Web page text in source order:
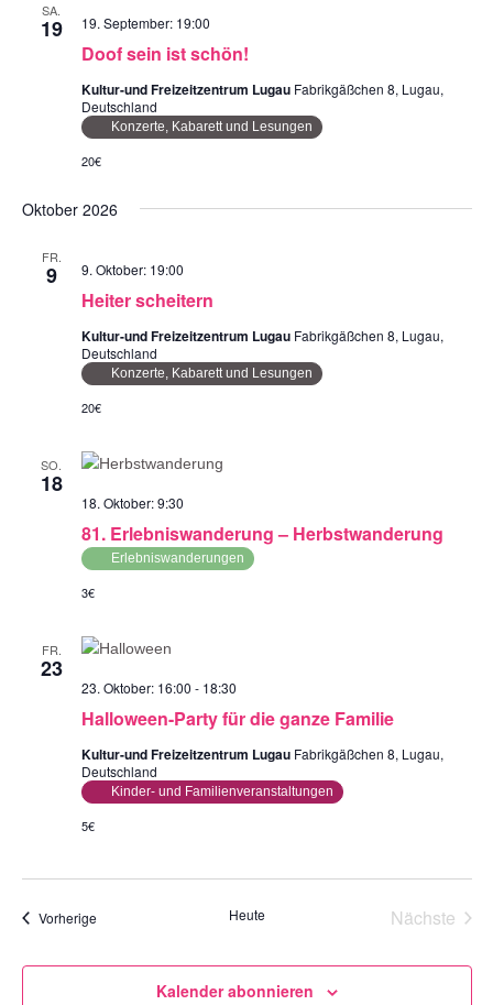
SA.
19
Doof sein ist schön!
19. September: 19:00
Kultur-und Freizeitzentrum Lugau Fabrikgäßchen 8, Lugau,
Deutschland
Konzerte, Kabarett und Lesungen
20€
Oktober 2026
FR.
9
Heiter scheitern
9. Oktober: 19:00
Kultur-und Freizeitzentrum Lugau Fabrikgäßchen 8, Lugau,
Deutschland
Konzerte, Kabarett und Lesungen
20€
SO.
18
81. Erlebniswanderung – Herbstwanderung
18. Oktober: 9:30
Erlebniswanderungen
3€
FR.
23
Halloween-Party für die ganze Familie
23. Oktober: 16:00 - 18:30
Kultur-und Freizeitzentrum Lugau Fabrikgäßchen 8, Lugau,
Deutschland
Kinder- und Familienveranstaltungen
5€
VorherigeVeranstaltungen Heute
Nächste
Kalender abonnieren